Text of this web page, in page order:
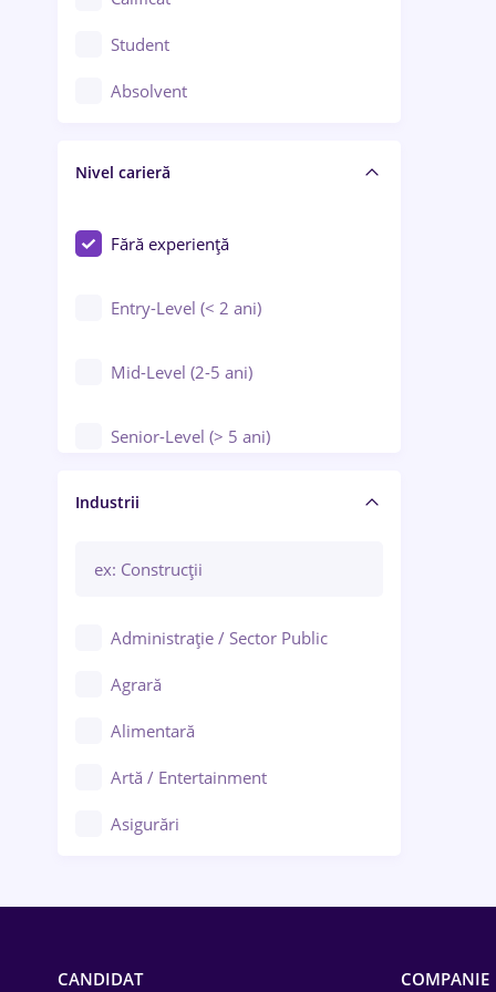
Construcții / Instalații
Controlul calității
Educație / Training / Arte
Student
Absolvent
Nivel carieră
Fără experiență
Entry-Level (< 2 ani)
Mid-Level (2-5 ani)
Senior-Level (> 5 ani)
Manager / Executiv
Industrii
Administrație / Sector Public
Agrară
Alimentară
Artă / Entertainment
Asigurări
CANDIDAT COMPANIE